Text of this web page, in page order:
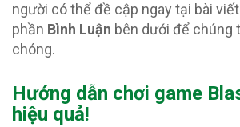
người có thể đề cập ngay tại bài
phần Bình Luận bên dưới để chúng
chóng.
Hướng dẫn chơi game
hiệu quả!